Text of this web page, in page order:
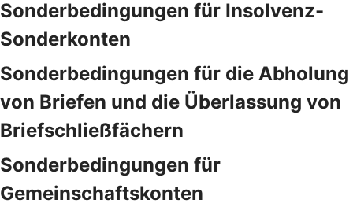
Sonderbedingungen für Insolvenz-
Sonderkonten
Sonderbedingungen für die Abholung
von Briefen und die Überlassung von
Briefschließfächern
Sonderbedingungen für
Gemeinschaftskonten